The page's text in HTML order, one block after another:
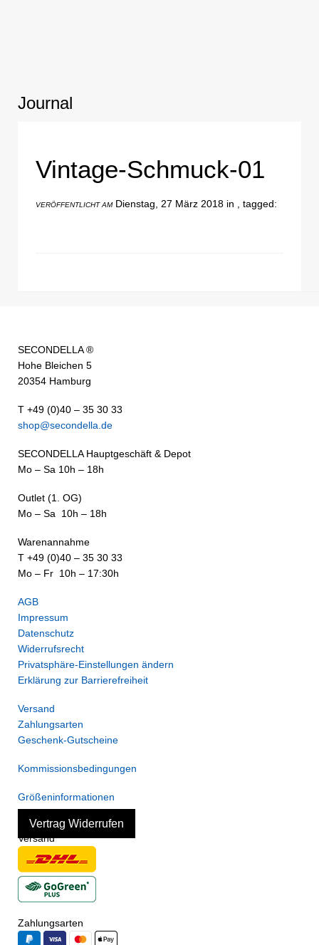
Journal
Vintage-Schmuck-01
VERÖFFENTLICHT AMDienstag, 27 März 2018 in , tagged:
SECONDELLA ®
Hohe Bleichen 5
20354 Hamburg
T +49 (0)40 – 35 30 33
shop@secondella.de
SECONDELLA Hauptgeschäft & Depot
Mo – Sa 10h – 18h
Outlet (1. OG)
Mo – Sa 10h – 18h
Warenannahme
T +49 (0)40 – 35 30 33
Mo – Fr 10h – 17:30h
AGB
Impressum
Datenschutz
Widerrufsrecht
Privatsphäre-Einstellungen ändern
Erklärung zur Barrierefreiheit
Versand
Zahlungsarten
Geschenk-Gutscheine
Kommissionsbedingungen
Größeninformationen
Vertrag Widerrufen
Versand
Zahlungsarten